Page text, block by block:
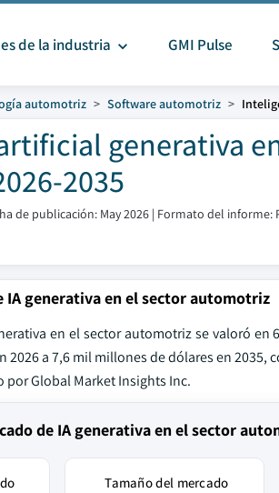
de la industria GMI Pulse
automotriz Software automotriz
generativa
2035
de publicación: May 2026 | Formato del informe:
IA generativa en el sector automotriz
en el sector automotriz se valoró
2026 a 7,6 mil millones de dólares en 2035,
Global Market Insights Inc.
de IA generativa en el sector
Tamaño del mercado